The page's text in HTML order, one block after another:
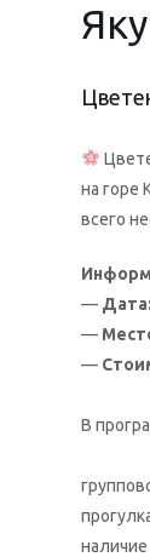
на горе
всего
— Дата:
—
—
В